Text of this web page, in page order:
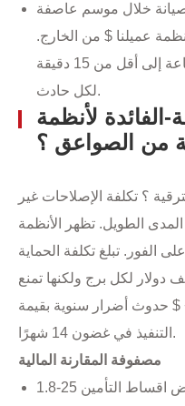
خلال موسم عاصفة
عميلنا $ من الخارج.
انخفض وقت التوقف من 72 ساعة إلى أقل من 15 دقيقة
لكل حادث.
الفائدة لأنظمة
من الصواعق ؟
؟ تكلفة الإصلاحات غير
الطويل. تظهر الأنظمة
الفور. تبلغ تكلفة الحماية
15 ألف دولار-40 ألف دولار لكل برج ولكنها تمنع
حدوث أضرار سنوية بقيمة $ + k. الحد من الانقطاع وحده يبرر
التنفيذ في غضون 14 شهرًا.
مصفوفة المقارنة المالية
اقساط التأمين 25-1.8